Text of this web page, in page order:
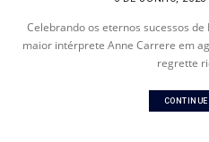
Celebrando os eternos sucessos de
maior intérprete Anne Carrere em
regrette
CONTINUE